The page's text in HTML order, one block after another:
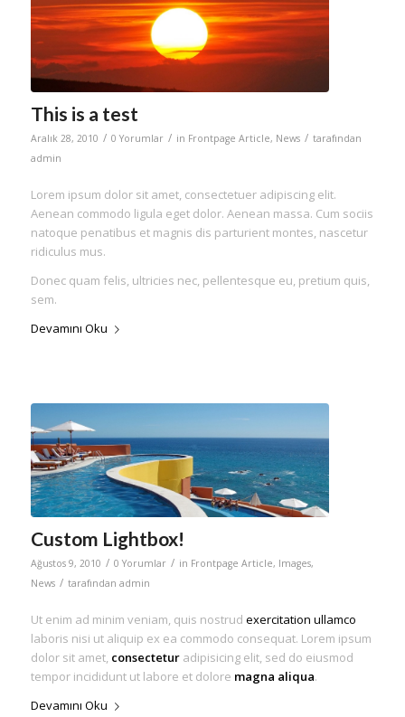
This is a test
Aralık 28, 2010 / 0 Yorumlar / in Frontpage Article, News / tarafından
admin
Lorem ipsum dolor sit amet, consectetuer adipiscing elit.
Aenean commodo ligula eget dolor. Aenean massa. Cum sociis
natoque penatibus et magnis dis parturient montes, nascetur
ridiculus mus.
Donec quam felis, ultricies nec, pellentesque eu, pretium quis,
sem.
Devamını Oku
Custom Lightbox!
Ağustos 9, 2010 / 0 Yorumlar / in Frontpage Article, Images,
News / tarafından admin
Ut enim ad minim veniam, quis nostrud exercitation ullamco
laboris nisi ut aliquip ex ea commodo consequat. Lorem ipsum
dolor sit amet, consecteturadipisicing elit, sed do eiusmod
tempor incididunt ut labore et dolore magna aliqua.
Devamını Oku